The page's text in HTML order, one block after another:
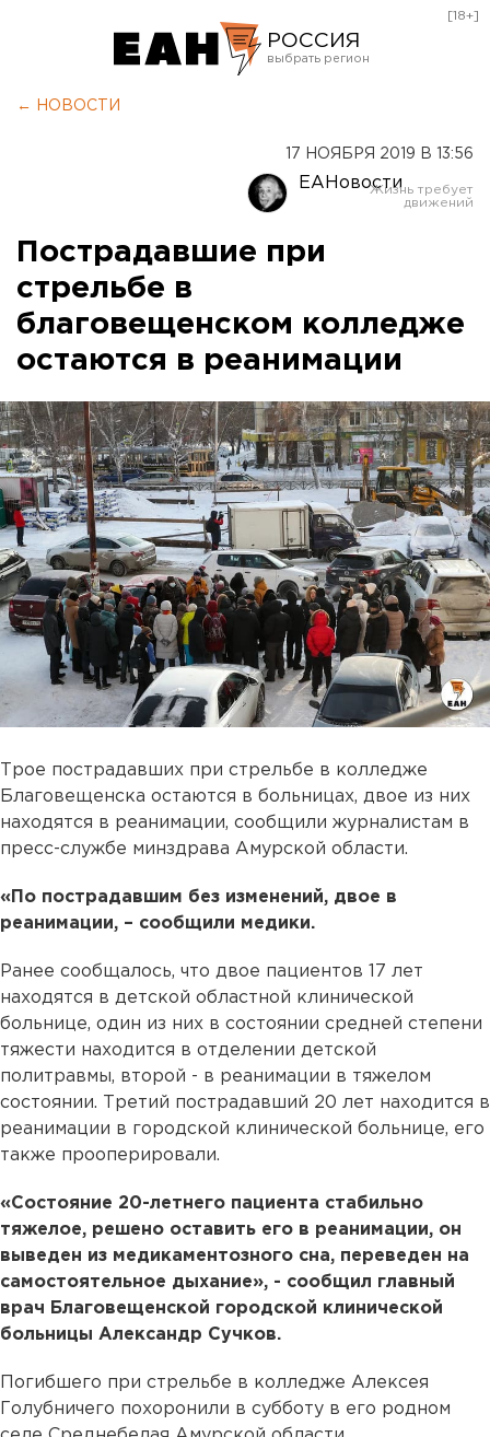
РОССИЯ
Оренбург
[18+]
← НОВОСТИ
17 НОЯБРЯ 2019 В 13:56
ЕАНовости
Пострадавшие при
стрельбе в
благовещенском колледже
остаются в реанимации
Трое пострадавших при стрельбе в колледже
Благовещенска остаются в больницах, двое из них
находятся в реанимации, сообщили журналистам в
пресс-службе минздрава Амурской области.
«По пострадавшим без изменений, двое в
реанимации, – сообщили медики.
Ранее сообщалось, что двое пациентов 17 лет
находятся в детской областной клинической
больнице, один из них в состоянии средней степени
тяжести находится в отделении детской
политравмы, второй - в реанимации в тяжелом
состоянии. Третий пострадавший 20 лет находится в
реанимации в городской клинической больнице, его
также прооперировали.
«Состояние 20-летнего пациента стабильно
тяжелое, решено оставить его в реанимации, он
выведен из медикаментозного сна, переведен на
самостоятельное дыхание», - сообщил главный
врач Благовещенской городской клинической
больницы Александр Сучков.
Погибшего при стрельбе в колледже Алексея
Голубничего похоронили в субботу в его родном